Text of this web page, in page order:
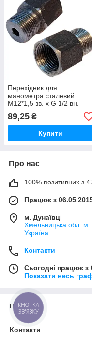
Перехідник для
манометра сталевий
М12*1,5 зв. х G 1/2 вн.
89,25 ₴
Купити
Про нас
100% позитивних з 47
Працює з
м. Дунаївці
Хмельницька обл. м.
Україна
Контакти
Сьогодні працює з
Показати весь
Про нас
Контакти
КНОПКА
ЗВ'ЯЗКУ